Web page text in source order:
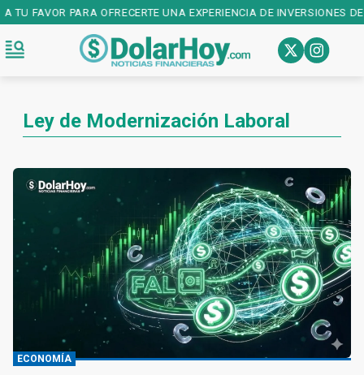
FAVOR PARA OFRECERTE UNA EXPERIENCIA DE INVERSIONES DE
Ley de Modernización Laboral
ECONOMÍA